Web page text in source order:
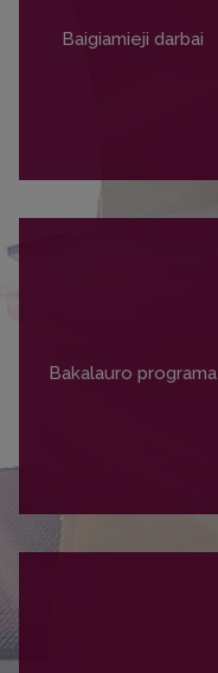
Baigiamieji darbai
Bakalauro programa